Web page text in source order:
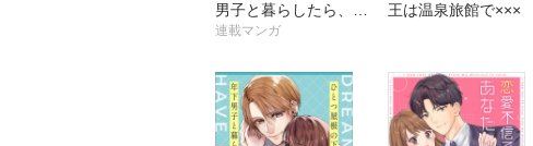
男子と暮らしたら、夢
も恋もリスタートしま
連載マンガ
王は温泉旅館で×××